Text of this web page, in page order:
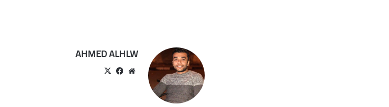
AHMED ALHLW
موقعفيسبوك